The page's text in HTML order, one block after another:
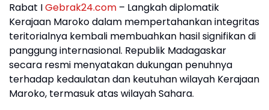
Rabat IGebrak24.com – Langkah diplomatik
Kerajaan Maroko dalam mempertahankan integritas
teritorialnya kembali membuahkan hasil signifikan di
panggung internasional. Republik Madagaskar
secara resmi menyatakan dukungan penuhnya
terhadap kedaulatan dan keutuhan wilayah Kerajaan
Maroko, termasuk atas wilayah Sahara.